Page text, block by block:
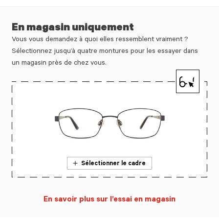
En magasin uniquement
Vous vous demandez à quoi elles ressemblent vraiment ?
Sélectionnez jusqu’à quatre montures pour les essayer dans
un magasin près de chez vous.
Sélectionner le cadre
En savoir plus sur l’essai en magasin